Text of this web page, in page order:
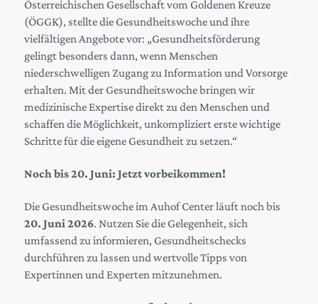
Österreichischen Gesellschaft vom Goldenen Kreuze
(ÖGGK), stellte die Gesundheitswoche und ihre
vielfältigen Angebote vor: „Gesundheitsförderung
gelingt besonders dann, wenn Menschen
niederschwelligen Zugang zu Information und Vorsorge
erhalten. Mit der Gesundheitswoche bringen wir
medizinische Expertise direkt zu den Menschen und
schaffen die Möglichkeit, unkompliziert erste wichtige
Schritte für die eigene Gesundheit zu setzen.“
Noch bis 20. Juni: Jetzt vorbeikommen!
Die Gesundheitswoche im Auhof Center läuft noch bis
20. Juni 2026. Nutzen Sie die Gelegenheit, sich
umfassend zu informieren, Gesundheitschecks
durchführen zu lassen und wertvolle Tipps von
Expertinnen und Experten mitzunehmen.